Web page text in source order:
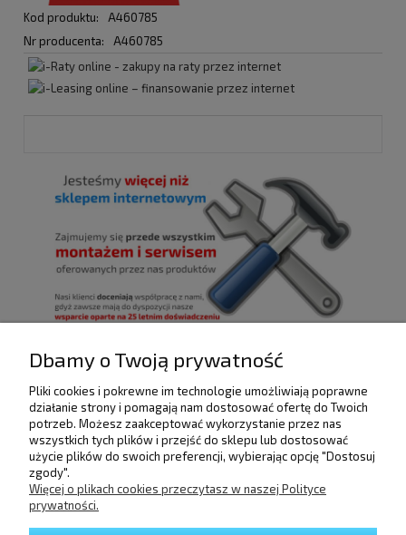
Kod produktu:
A460785
Nr producenta:
A460785
POMOC
DOSTAWA I PŁATNOŚCI
Dbamy o Twoją prywatność
Pliki cookies i pokrewne im technologie umożliwiają poprawne
działanie strony i pomagają nam dostosować ofertę do Twoich
potrzeb. Możesz zaakceptować wykorzystanie przez nas
wszystkich tych plików i przejść do sklepu lub dostosować
użycie plików do swoich preferencji, wybierając opcję "Dostosuj
zgody".
Więcej o plikach cookies przeczytasz w naszej Polityce
prywatności.